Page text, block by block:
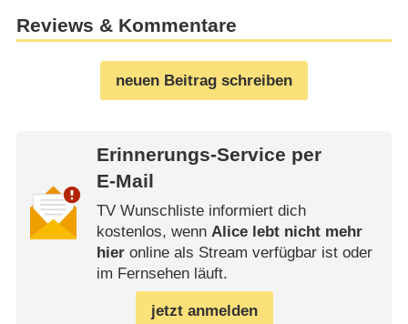
Reviews & Kommentare
neuen Beitrag schreiben
Erinnerungs-Service per
E-Mail
TV Wunschliste informiert dich
kostenlos, wenn Alice lebt nicht mehr
hieronline als Stream verfügbar ist oder
im Fernsehen läuft.
jetzt anmelden